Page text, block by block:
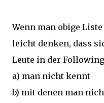
Wenn man obige
leicht denken, dass
Leute in der
a) man nicht kennt
b) mit denen man